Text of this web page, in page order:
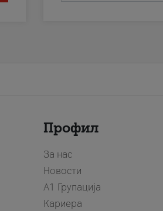
Профил
За нас
Новости
А1 Групација
Кариера